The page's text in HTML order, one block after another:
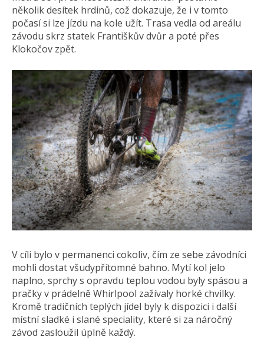
několik desítek hrdinů, což dokazuje, že i v tomto
počasí si lze jízdu na kole užít. Trasa vedla od areálu
závodu skrz statek Františkův dvůr a poté přes
Klokočov zpět.
V cíli bylo v permanenci cokoliv, čím ze sebe závodníci
mohli dostat všudypřítomné bahno. Mytí kol jelo
naplno, sprchy s opravdu teplou vodou byly spásou a
pračky v prádelně Whirlpool zažívaly horké chvilky.
Kromě tradičních teplých jídel byly k dispozici i další
místní sladké i slané speciality, které si za náročný
závod zasloužil úplně každý.